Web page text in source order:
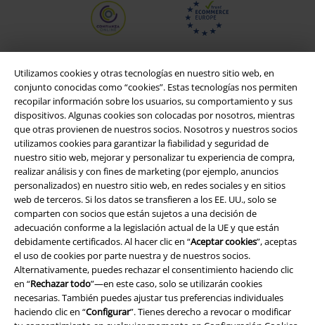
Utilizamos cookies y otras tecnologías en nuestro sitio web, en
conjunto conocidas como “cookies”. Estas tecnologías nos permiten
recopilar información sobre los usuarios, su comportamiento y sus
dispositivos. Algunas cookies son colocadas por nosotros, mientras
que otras provienen de nuestros socios. Nosotros y nuestros socios
utilizamos cookies para garantizar la fiabilidad y seguridad de
nuestro sitio web, mejorar y personalizar tu experiencia de compra,
realizar análisis y con fines de marketing (por ejemplo, anuncios
personalizados) en nuestro sitio web, en redes sociales y en sitios
web de terceros. Si los datos se transfieren a los EE. UU., solo se
comparten con socios que están sujetos a una decisión de
adecuación conforme a la legislación actual de la UE y que están
debidamente certificados. Al hacer clic en “Aceptar cookies”, aceptas
el uso de cookies por parte nuestra y de nuestros socios.
Alternativamente, puedes rechazar el consentimiento haciendo clic
en “Rechazar todo”—en este caso, solo se utilizarán cookies
necesarias. También puedes ajustar tus preferencias individuales
haciendo clic en “Configurar”. Tienes derecho a revocar o modificar
Legal
Términos y Condiciones
Aviso Legal
Ley protección de datos
Eliminación de residuos y protección del medioambiente